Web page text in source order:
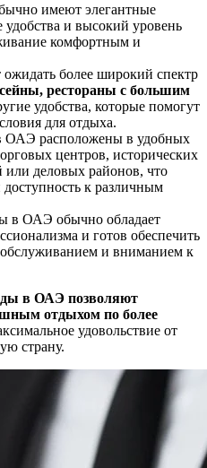
имеют элегантные
и высокий уровень
комфортным и
более широкий спектр
рестораны с большим
удобства, которые помогут
для отдыха.
ОАЭ расположены в удобных
центров, исторических
или деловых районов, что
доступность к различным
в ОАЭ обычно обладает
и готов обеспечить
и вниманием к
в ОАЭ позволяют
отдыхом по более
удовольствие от
страну.